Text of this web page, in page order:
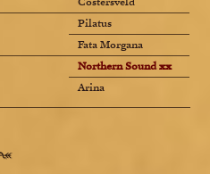
Pilatus
Fata Morgana
Northern Sound xx
Arina